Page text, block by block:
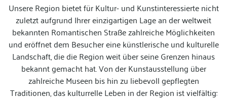
Unsere Region bietet für Kultur- und Kunstinteressierte nicht
zuletzt aufgrund Ihrer einzigartigen Lage an der weltweit
bekannten Romantischen Straße zahlreiche Möglichkeiten
und eröffnet dem Besucher eine künstlerische und kulturelle
Landschaft, die die Region weit über seine Grenzen hinaus
bekannt gemacht hat. Von der Kunstausstellung über
zahlreiche Museen bis hin zu liebevoll gepflegten
Traditionen, das kulturrelle Leben in der Region ist vielfältig: